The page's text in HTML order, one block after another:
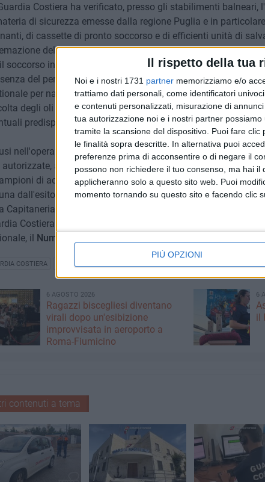
Il rispetto della tua
Noi e i nostri 1731 partner memorizziamo e/o
trattiamo dati personali, come identificatori
e contenuti personalizzati, misurazione di
tua autorizzazione noi e i nostri partner
tramite la scansione del dispositivo. Puoi fare
le finalità sopra descritte. In alternativa puoi
preferenze prima di acconsentire o di negare il
possono non richiedere il tuo consenso, ma hai
applicheranno solo a questo sito web. Puoi
momento tornando su questo sito e facendo clic
PIÙ OPZIONI
Costiera ha verificato, presso gli stabilimenti balneari,
di sicurezza emesse dalla regione Puglia e in
di cassette di pronto soccorso e di efficienti unità di
delle boe. Eseguiti controlli delle postazioni
soccorso in mare, per accertare la consistenza in termini di
del personale abilitato come assistente ai bagnanti),
per naviglio da diporto con particolare riferimento alle
degli oli esausti, alle tariffe applicate, all'esistenza di
predisposizioni esistenti per il servizio di assistenza per
nell'operazione anche interventi di Polizia demaniale
autorizzate, accertamenti sugli scarichi in mare in
di acqua e vigilanza portuale. Tre le operazioni di
dall'esito positivo(compresa quella di Bisceglie del
Capitaneria di Porto di Barletta e degli uomini dell'Ufficio
Costiera resterà sempre alta. Per le emergenze è sempre
il Numero Blu 1530
COSTIERA CAPITANERIA DI PORTO DI BARLETTA
6 AGOSTO 2026
Ragazzi biscegliesi diventano
virali dopo un'esibizione
improvvisata in aeroporto a
Roma-Fiumicino
6
il
contenuti a tema